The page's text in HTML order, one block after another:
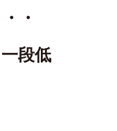
・
段低